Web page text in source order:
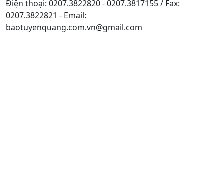
Điện thoại: 0207.3822820 - 0207.3817155 / Fax:
0207.3822821 - Email:
baotuyenquang.com.vn@gmail.com